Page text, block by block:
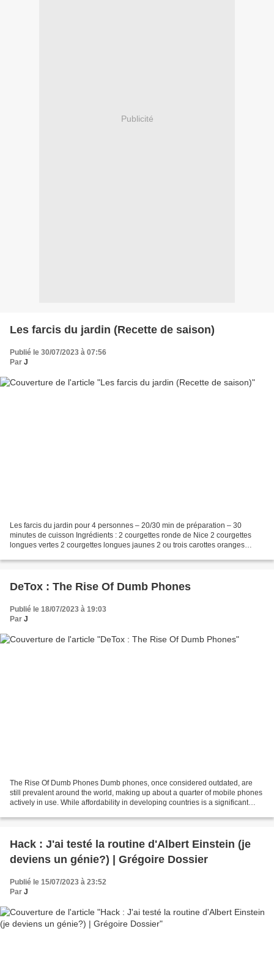
Publicité
Les farcis du jardin (Recette de saison)
Publié le 30/07/2023 à 07:56
Par J
Les farcis du jardin pour 4 personnes – 20/30 min de préparation – 30
minutes de cuisson Ingrédients : 2 courgettes ronde de Nice 2 courgettes
longues vertes 2 courgettes longues jaunes 2 ou trois carottes oranges
DeTox : The Rise Of Dumb Phones
Publié le 18/07/2023 à 19:03
Par J
The Rise Of Dumb Phones Dumb phones, once considered outdated, are
still prevalent around the world, making up about a quarter of mobile phones
actively in use. While affordability in developing countries is a significant
Hack : J'ai testé la routine d'Albert Einstein (je
deviens un génie?) | Grégoire Dossier
Publié le 15/07/2023 à 23:52
Par J